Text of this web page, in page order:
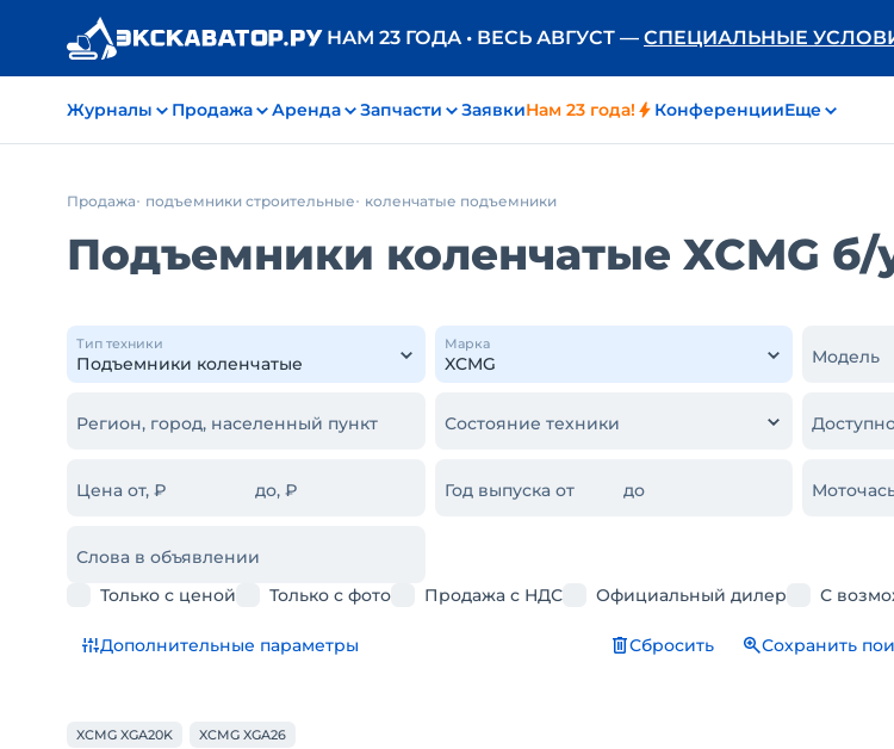
НАМ 23 ГОДА • ВЕСЬ АВГУСТ — СПЕЦИАЛЬНЫЕ
Журналы Продажа Аренда Запчасти ЗаявкиНам 23 года! КонференцииЕще
Продажа подъемники строительные коленчатые подъемники
Подъемники коленчатые XCMG
Тип техники Марка
Модель
Регион, город, населенный пункт Состояние техники
Цена от, ₽ до, ₽ Год выпуска от до
Слова в объявлении
Только с ценой
Только с фото Продажа с НДС Официальный дилер С
Дополнительные параметры Сбросить Сохранить
XCMG XGA20K XCMG XGA26